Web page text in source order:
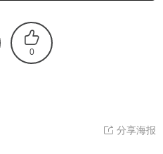
0
分享海报